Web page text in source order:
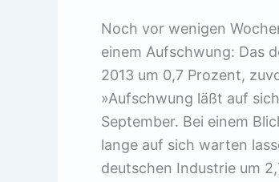
Noch vor wenigen
einem Aufschwung: Das
2013 um 0,7 Prozent,
»Aufschwung läßt auf
September. Bei einem
lange auf sich warten
deutschen Industrie um